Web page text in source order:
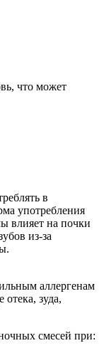
что может
в
употребления
влияет на почки
из-за
аллергенам
зуда,
смесей при: